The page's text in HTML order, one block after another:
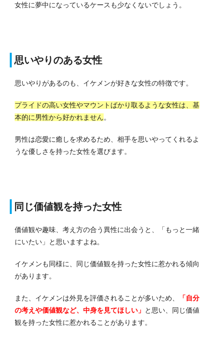
女性に夢中になっているケースも少なくないでしょう。
思いやりのある女性
思いやりがあるのも、イケメンが好きな女性の特徴です。
プライドの高い女性やマウントばかり取るような女性は、基
本的に男性から好かれません。
男性は恋愛に癒しを求めるため、相手を思いやってくれるよ
うな優しさを持った女性を選びます。
同じ価値観を持った女性
価値観や趣味、考え方の合う異性に出会うと、「もっと一緒
にいたい」と思いますよね。
イケメンも同様に、同じ価値観を持った女性に惹かれる傾向
があります。
また、イケメンは外見を評価されることが多いため、
「自分
の考えや価値観など、中身を見てほしい」 と思い、同じ価値
観を持った女性に惹かれることがあります。